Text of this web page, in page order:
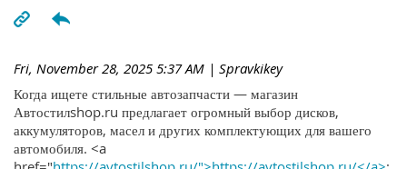
Fri, November 28, 2025 5:37 AM | Spravkikey
Когда ищете стильные автозапчасти — магазин
Автостилshop.ru предлагает огромный выбор дисков,
аккумуляторов, масел и других комплектующих для вашего
автомобиля. <a